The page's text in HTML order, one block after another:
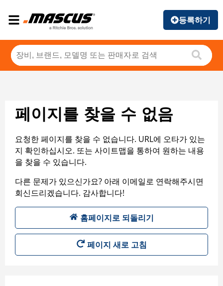
등록하기
페이지를 찾을 수 없음
요청한 페이지를 찾을 수 없습니다. URL에 오타가 있는
지 확인하십시오. 또는 사이트맵을 통하여 원하는 내용
을 찾을 수 있습니다.
다른 문제가 있으신가요? 아래 이메일로 연락해주시면
회신드리겠습니다. 감사합니다!
홈페이지로 되돌리기
페이지 새로 고침